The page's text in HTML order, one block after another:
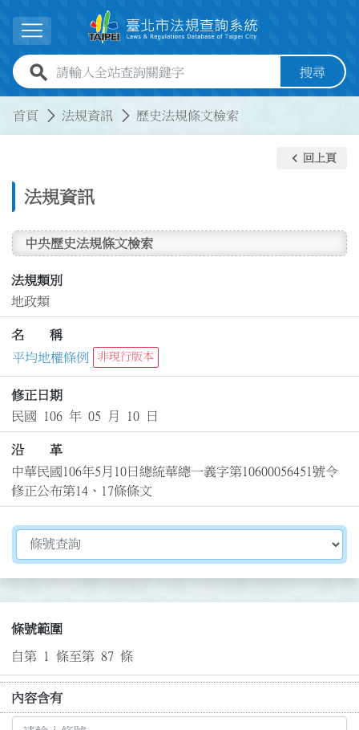
展開選單
全站查詢關鍵字欄位 搜尋
首頁 法規資訊 歷史法規條文檢索
法規資訊
keyboard_arrow_left 回上頁
中央歷史法規條文檢索
法規類別
地政類
名 稱
平均地權條例
非現行版本
修正日期
民國 106 年 05 月 10 日
沿 革
中華民國106年5月10日總統華總一義字第10600056451號令
修正公布第14、17條條文
切換選擇法規資訊內容
條號範圍
自第 1 條至第 87 條
內容含有